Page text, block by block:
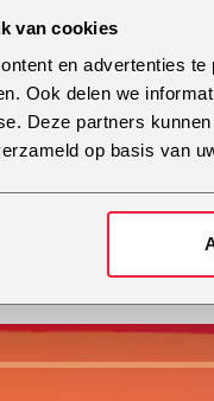
van cookies
en advertenties
Ook delen we
Deze partners
op basis van
Michelle
MEER INFO